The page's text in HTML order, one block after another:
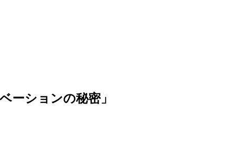
ーションの秘密」